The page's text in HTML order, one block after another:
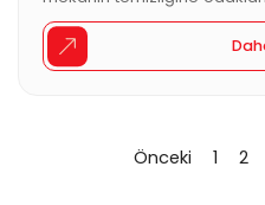
aksamındaki kronik
ihmalleri görmenizi
muayene kayıtları,
Önceki 1 2